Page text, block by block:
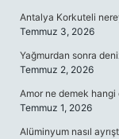
Antalya Korkuteli
Temmuz 3, 2026
Yağmurdan sonra
Temmuz 2, 2026
Amor ne demek hangi
Temmuz 1, 2026
Alüminyum nasıl